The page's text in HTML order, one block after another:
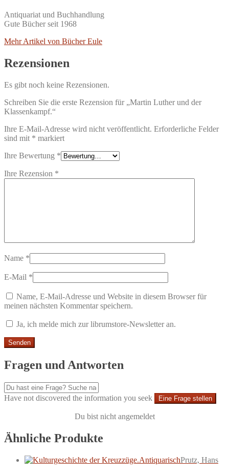
Antiquariat und Buchhandlung
Gute Bücher seit 1968
Mehr Artikel von Bücher Eule
Rezensionen
Es gibt noch keine Rezensionen.
Schreiben Sie die erste Rezension für „Martin Luther und der
Klassenkampf.“
Ihre E-Mail-Adresse wird nicht veröffentlicht. Erforderliche Felder
sind mit * markiert
Ihre Bewertung *
Ihre Rezension *
Name *
E-Mail *
Name, E-Mail-Adresse und Website in diesem Browser für
meinen nächsten Kommentar speichern.
Ja, ich melde mich zur librumstore-Newsletter an.
Fragen und Antworten
Have not discovered the information you seek Eine Frage stellen
Du bist nicht angemeldet
Ähnliche Produkte
AntiquarischPrutz, Hans